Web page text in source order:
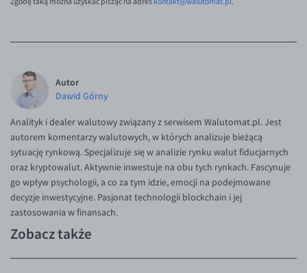
Autor
Dawid Górny
Analityk i dealer walutowy związany z serwisem Walutomat.pl. Jest
autorem komentarzy walutowych, w których analizuje bieżącą
sytuację rynkową. Specjalizuje się w analizie rynku walut fiducjarnych
oraz kryptowalut. Aktywnie inwestuje na obu tych rynkach. Fascynuje
go wpływ psychologii, a co za tym idzie, emocji na podejmowane
decyzje inwestycyjne. Pasjonat technologii blockchain i jej
zastosowania w finansach.
Zobacz także